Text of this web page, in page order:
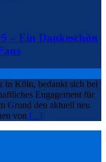
– Ein Dankeschön
in Köln, bedankt sich bei
Engagement für
Grund den aktuell neu
von [...]